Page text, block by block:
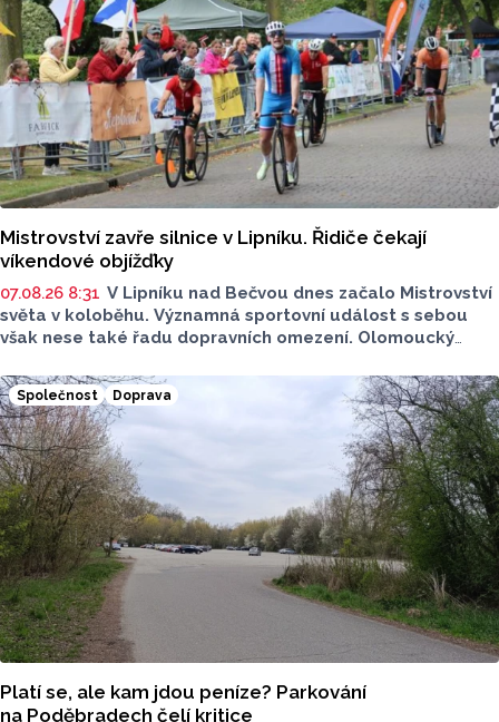
Mistrovství zavře silnice v Lipníku. Řidiče čekají
víkendové objížďky
07.08.26 8:31 V Lipníku nad Bečvou dnes začalo Mistrovství
světa v koloběhu. Významná sportovní událost s sebou
však nese také řadu dopravních omezení. Olomoucký
si dát pozor?
Společnost Doprava
Platí se, ale kam jdou peníze? Parkování
na Poděbradech čelí kritice